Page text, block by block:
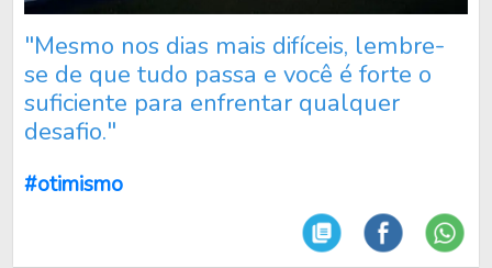
"Mesmo nos dias mais difíceis, lembre-
se de que tudo passa e você é forte o
suficiente para enfrentar qualquer
desafio."
#otimismo